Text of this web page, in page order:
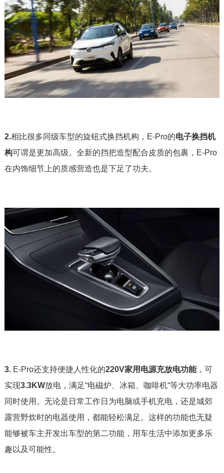
2.相比很多同级车型的旋钮式换挡机构，E-Pro的电子换挡机
构可谓是更加高级。全新的挡把造型配合皮质的包裹，E-Pro
在内饰细节上的质感营造也是下足了功夫。
3. E-Pro还支持便捷人性化的220V家用电源充放电功能，可
实现3.3KW放电，满足“电磁炉、冰箱、咖啡机“等大功率电器
同时使用。无论是日常工作日为电脑或手机充电，还是城郊
露营野炊时的电器使用，都能轻松满足。这样的功能也无疑
能够被车主开发出车型的第二功能，用车生活中添加更多乐
趣以及可能性。